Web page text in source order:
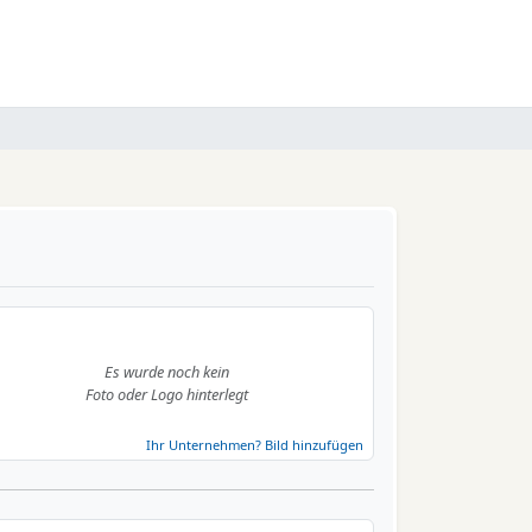
Es wurde noch kein
Foto oder Logo hinterlegt
Ihr Unternehmen? Bild hinzufügen